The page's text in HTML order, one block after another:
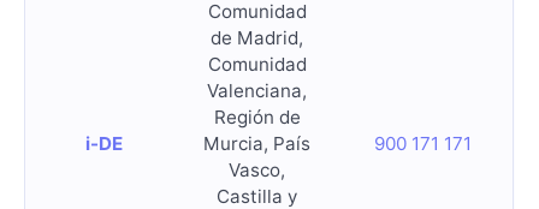
i-DE
Comunidad
de Madrid,
Comunidad
Valenciana,
Región de
Murcia, País
Vasco,
Castilla y
900 171 171